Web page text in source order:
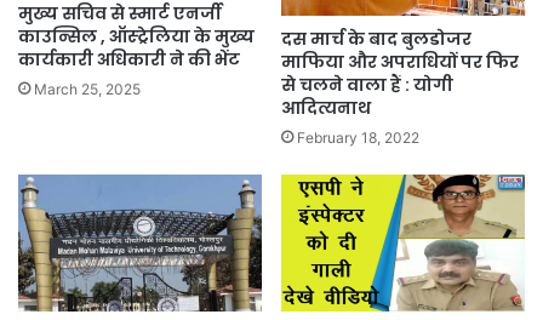
मुख्य सचिव से स्मार्ट एनर्जी
काउन्सिल , ऑस्ट्रेलिया के मुख्य
कार्यकारी अधिकारी ने की भेंट
March 25, 2025
दस मार्च के बाद बुलडोजर
माफिया और अपराधियों पर फिर
से चलने वाला हैं : योगी
आदित्यनाथ
February 18, 2022